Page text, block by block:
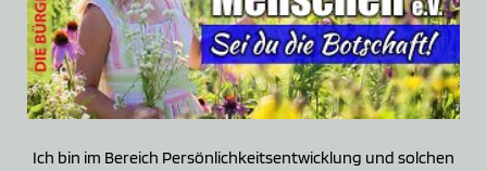
Ich bin im Bereich Persönlichkeitsentwicklung und solchen